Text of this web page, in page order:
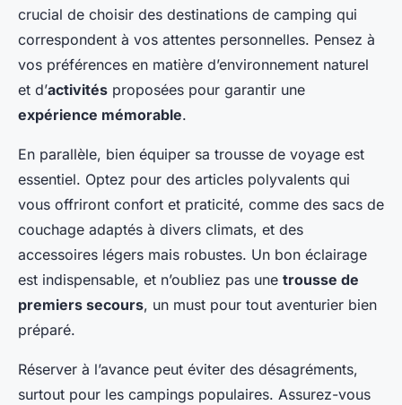
crucial de choisir des destinations de camping qui
correspondent à vos attentes personnelles. Pensez à
vos préférences en matière d’environnement naturel
et d’activités proposées pour garantir une
expérience mémorable.
En parallèle, bien équiper sa trousse de voyage est
essentiel. Optez pour des articles polyvalents qui
vous offriront confort et praticité, comme des sacs de
couchage adaptés à divers climats, et des
accessoires légers mais robustes. Un bon éclairage
est indispensable, et n’oubliez pas une trousse de
premiers secours, un must pour tout aventurier bien
préparé.
Réserver à l’avance peut éviter des désagréments,
surtout pour les campings populaires. Assurez-vous